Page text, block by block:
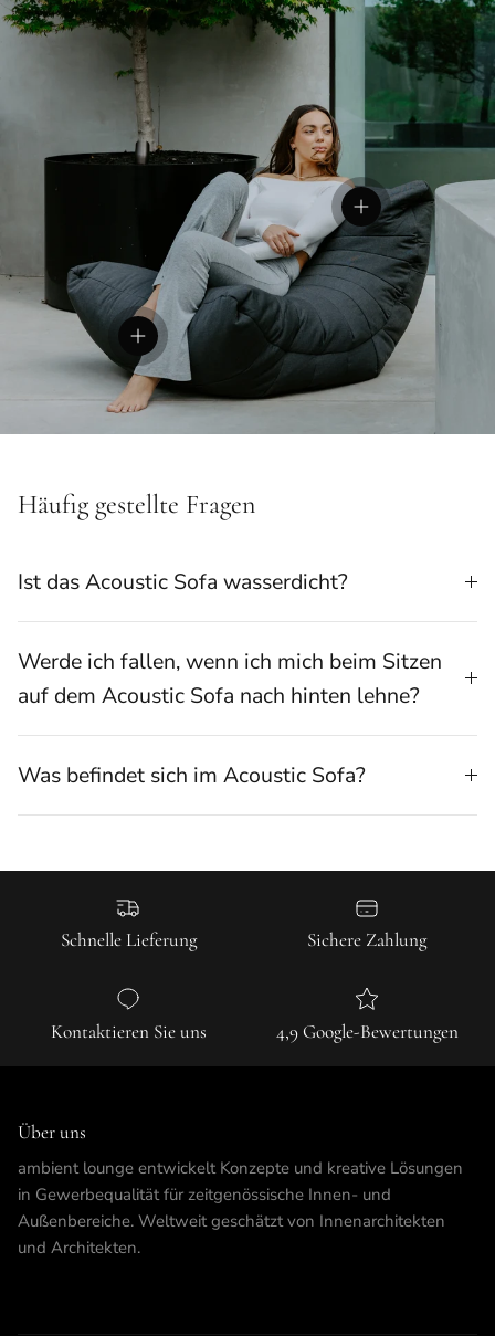
Einzelheiten anzeigen
Einzelheiten
Häufig gestellte Fragen
Ist das Acoustic Sofa wasserdicht?
Werde ich fallen, wenn ich mich beim Sitzen
auf dem Acoustic Sofa nach hinten lehne?
Was befindet sich im Acoustic Sofa?
Schnelle Lieferung Sichere Zahlung
Kontaktieren Sie uns 4,9 Google-Bewertungen
Über uns
ambient lounge entwickelt Konzepte und kreative Lösungen
in Gewerbequalität für zeitgenössische Innen- und
Außenbereiche. Weltweit geschätzt von Innenarchitekten
und Architekten.